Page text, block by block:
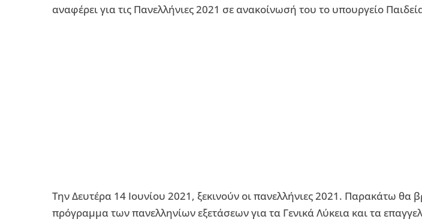
αναφέρει για τις Πανελλήνιες 2021 σε ανακοίνωσή του το υπουργείο
Την Δευτέρα 14 Ιουνίου 2021, ξεκινούν οι πανελλήνιες 2021. Παρακάτω θα
πρόγραμμα των πανελληνίων εξετάσεων για τα Γενικά Λύκεια και τα